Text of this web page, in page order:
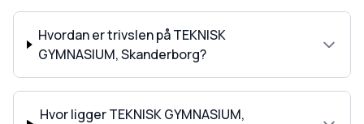
Hvordan er trivslen på TEKNISK
GYMNASIUM, Skanderborg?
Hvor ligger TEKNISK GYMNASIUM,